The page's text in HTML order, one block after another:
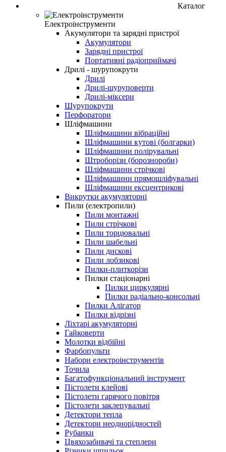
Каталог
Електроінструменти
Акумулятори та зарядні пристрої
Акумулятори
Зарядні пристрої
Портативні радіоприймачі
Дрилі - шурупокрути
Дрилі
Дрилі-шуруповерти
Дрилі-міксери
Шурупокрути
Перфоратори
Шліфмашини
Шліфмашини вібраційні
Шліфмашини кутові (болгарки)
Шліфмашини полірувальні
Штроборізи (борознороби)
Шліфмашини стрічкові
Шліфмашини прямошліфувальні
Шліфмашини ексцентрикові
Викрутки акумуляторні
Пили (електропили)
Пили монтажні
Пили стрічкові
Пили торцювальні
Пили шабельні
Пили дискові
Пили лобзикові
Пилки-плиткорізи
Пилки стаціонарні
Пилки циркулярні
Пилки радіально-консольні
Пилки Алігатор
Пилки відрізні
Ліхтарі акумуляторні
Гайковерти
Молотки відбійні
Фарбопульти
Набори електроінструментів
Точила
Багатофункціональний інструмент
Пістолети клейові
Пістолети гарячого повітря
Пістолети заклепувальні
Детектори тепла
Детектори неоднорідностей
Рубанки
Цвяхозабивачі та степлери